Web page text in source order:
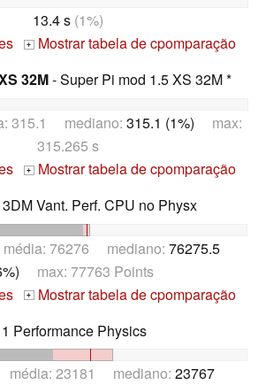
13.4 s (1%)
+ Mostrar tabela de cpomparação
32M- Super Pi mod 1.5 XS 32M *
315.1 mediano: 315.1 (1%) max:
315.265 s
+ Mostrar tabela de cpomparação
Vant. Perf. CPU no Physx
76276 mediano: 76275.5
max: 77763 Points
+ Mostrar tabela de cpomparação
Performance Physics
média: 23181 mediano: 23767